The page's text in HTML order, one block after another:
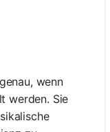
wenn
werden. Sie